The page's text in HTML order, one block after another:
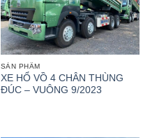
SẢN PHẨM
XE HỔ VỒ 4 CHÂN THÙNG
ĐÚC – VUÔNG 9/2023